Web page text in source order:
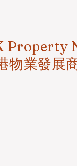
Property
物業發展